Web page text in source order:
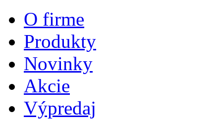
O firme
Produkty
Novinky
Akcie
Výpredaj